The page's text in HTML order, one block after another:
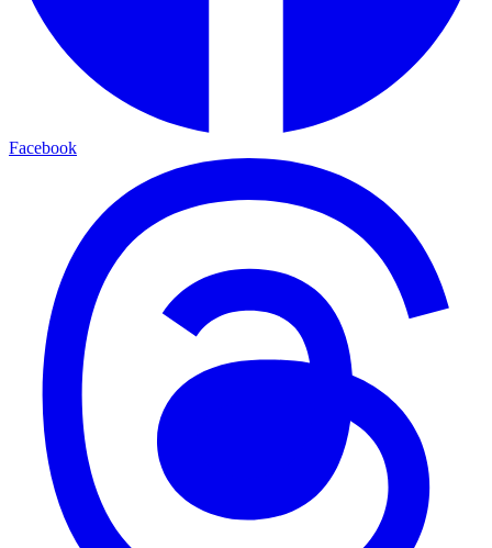
Facebook